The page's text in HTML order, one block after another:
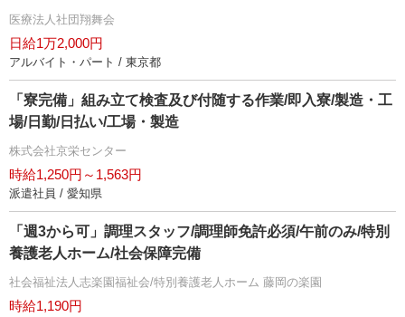
医療法人社団翔舞会
日給1万2,000円
アルバイト・パート / 東京都
「寮完備」組み立て検査及び付随する作業/即入寮/製造・工
場/日勤/日払い/工場・製造
株式会社京栄センター
時給1,250円～1,563円
派遣社員 / 愛知県
「週3から可」調理スタッフ/調理師免許必須/午前のみ/特別
養護老人ホーム/社会保障完備
社会福祉法人志楽園福祉会/特別養護老人ホーム 藤岡の楽園
時給1,190円